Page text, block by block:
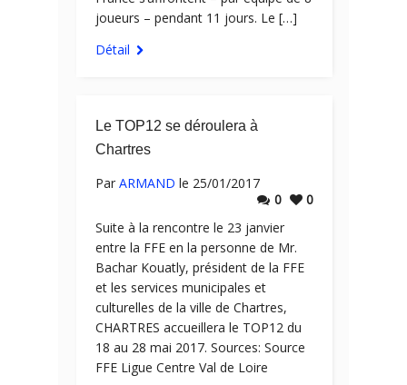
joueurs – pendant 11 jours. Le […]
Détail
Le TOP12 se déroulera à
Chartres
Par ARMAND le 25/01/2017
0
0
Suite à la rencontre le 23 janvier
entre la FFE en la personne de Mr.
Bachar Kouatly, président de la FFE
et les services municipales et
culturelles de la ville de Chartres,
CHARTRES accueillera le TOP12 du
18 au 28 mai 2017. Sources: Source
FFE Ligue Centre Val de Loire